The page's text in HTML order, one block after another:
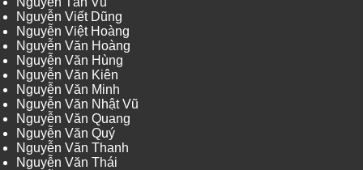
Nguyễn Viết Dũng
Nguyễn Việt Hoàng
Nguyễn Văn Hoàng
Nguyễn Văn Hùng
Nguyễn Văn Kiên
Nguyễn Văn Minh
Nguyễn Văn Nhật Vũ
Nguyễn Văn Quang
Nguyễn Văn Quý
Nguyễn Văn Thanh
Nguyễn Văn Thái